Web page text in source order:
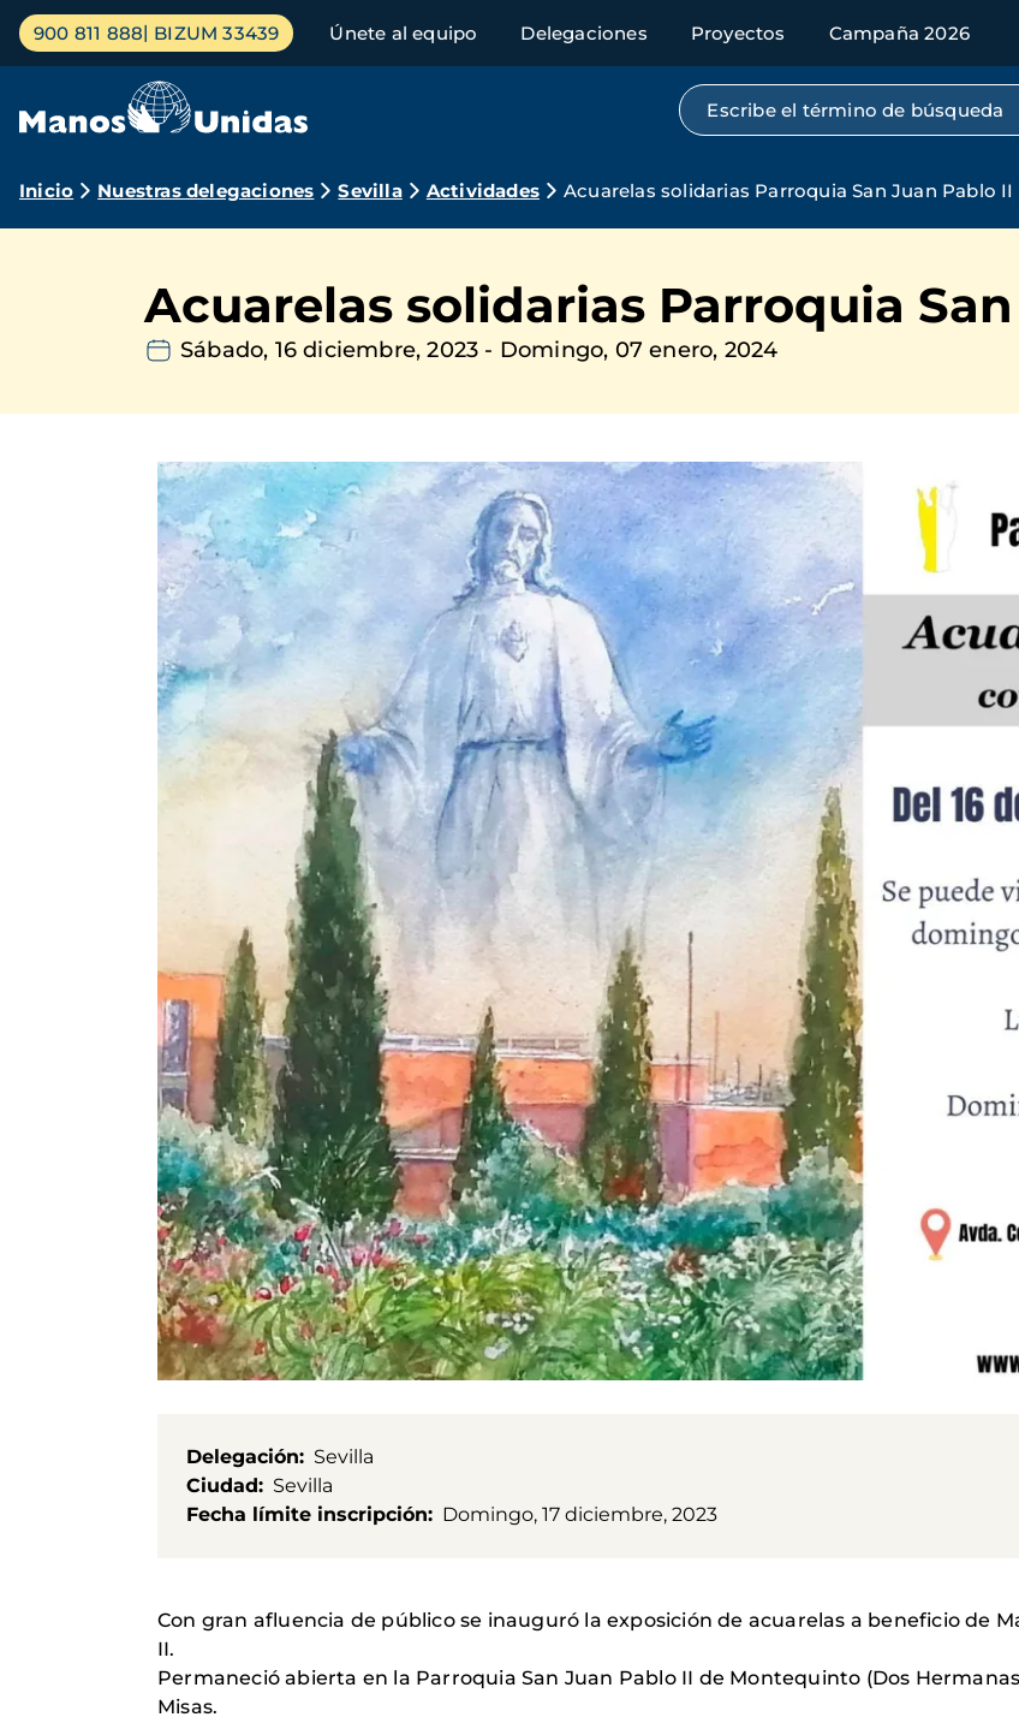
Pasar
contenido
Menú
principal
900 811 888 BIZUM 33439 Únete al equipo Delegaciones Proyectos Campaña 2026
Búsqueda por texto completo
Ruta
navegación
Inicio Nuestras delegaciones Sevilla Actividades Acuarelas solidarias Parroquia San Juan Pablo II
Acuarelas solidarias Parroquia
Sábado, 16 diciembre, 2023 - Domingo, 07 enero, 2024
Delegación
Sevilla
Ciudad
Sevilla
Fecha límite inscripción
Domingo, 17 diciembre, 2023
Con gran afluencia de público se inauguró la exposición de acuarelas a beneficio de
II.
Permaneció abierta en la Parroquia San Juan Pablo II de Montequinto (Dos
Misas.